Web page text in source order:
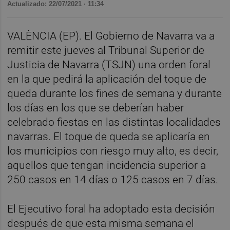
Actualizado: 22/07/2021 · 11:34
VALÈNCIA (EP). El Gobierno de Navarra va a
remitir este jueves al Tribunal Superior de
Justicia de Navarra (TSJN) una orden foral
en la que pedirá la aplicación del toque de
queda durante los fines de semana y durante
los días en los que se deberían haber
celebrado fiestas en las distintas localidades
navarras. El toque de queda se aplicaría en
los municipios con riesgo muy alto, es decir,
aquellos que tengan incidencia superior a
250 casos en 14 días o 125 casos en 7 días.
El Ejecutivo foral ha adoptado esta decisión
después de que esta misma semana el